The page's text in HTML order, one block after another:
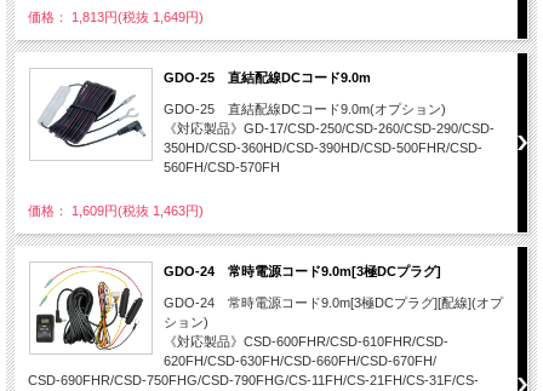
価格： 1,813円(税抜 1,649円)
GDO-25 直結配線DCコード9.0m
GDO-25 直結配線DCコード9.0m(オプション)
《対応製品》GD-17/CSD-250/CSD-260/CSD-290/CSD-
350HD/CSD-360HD/CSD-390HD/CSD-500FHR/CSD-
560FH/CSD-570FH
価格： 1,609円(税抜 1,463円)
GDO-24 常時電源コード9.0m[3極DCプラグ]
GDO-24 常時電源コード9.0m[3極DCプラグ][配線](オプ
ション)
《対応製品》CSD-600FHR/CSD-610FHR/CSD-
620FH/CSD-630FH/CSD-660FH/CSD-670FH/
CSD-690FHR/CSD-750FHG/CSD-790FHG/CS-11FH/CS-21FH/CS-31F/CS-